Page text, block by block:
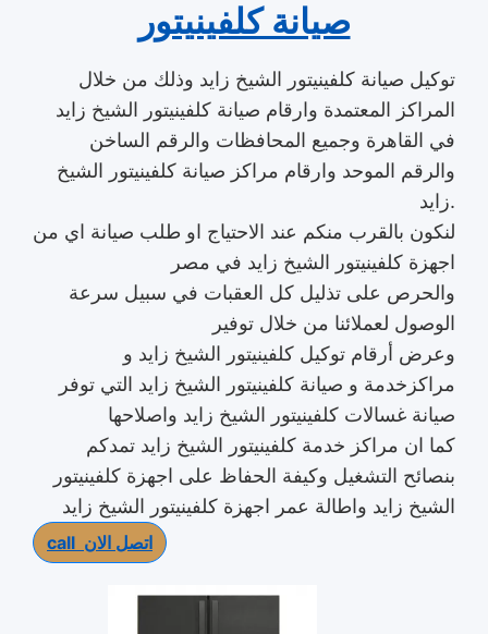
صيانة كلفينيتور
توكيل صيانة كلفينيتور الشيخ زايد وذلك من خلال
المراكز المعتمدة وارقام صيانة كلفينيتور الشيخ زايد
في القاهرة وجميع المحافظات والرقم الساخن
والرقم الموحد وارقام مراكز صيانة كلفينيتور الشيخ
زايد.
لنكون بالقرب منكم عند الاحتياج او طلب صيانة اي من
اجهزة كلفينيتور الشيخ زايد في مصر
والحرص على تذليل كل العقبات في سبيل سرعة
الوصول لعملائنا من خلال توفير
وعرض أرقام توكيل كلفينيتور الشيخ زايد و
مراكزخدمة و صيانة كلفينيتور الشيخ زايد التي توفر
صيانة غسالات كلفينيتور الشيخ زايد واصلاحها
كما ان مراكز خدمة كلفينيتور الشيخ زايد تمدكم
بنصائح التشغيل وكيفة الحفاظ على اجهزة كلفينيتور
الشيخ زايد واطالة عمر اجهزة كلفينيتور الشيخ زايد
call اتصل الان